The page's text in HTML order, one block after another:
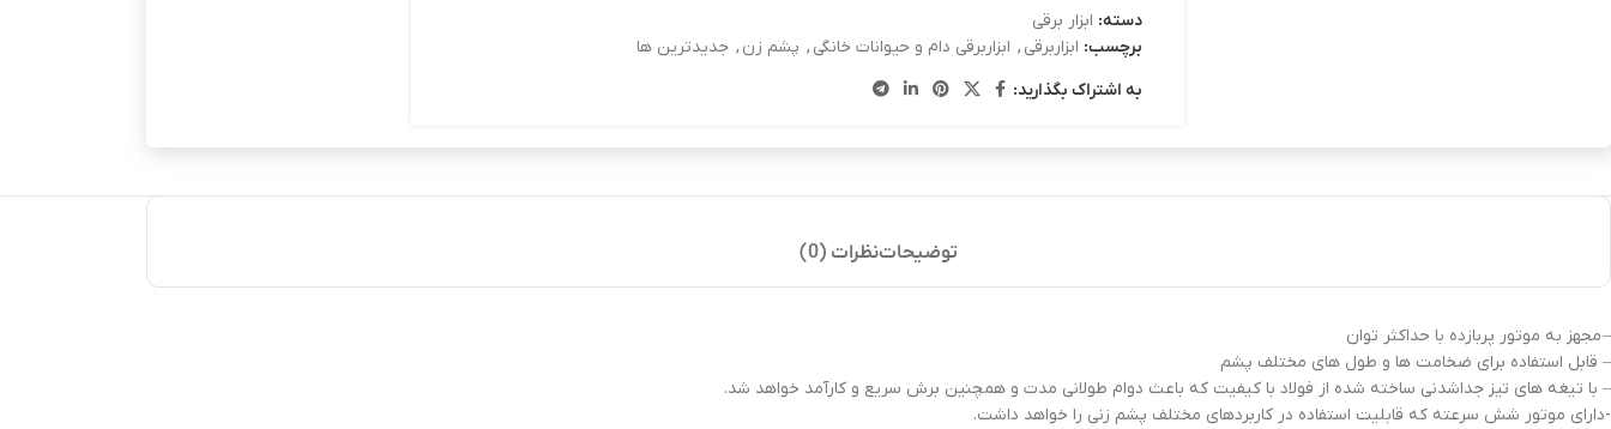
دسته: ابزار برقی
برچسب: ابزاربرقی , ابزاربرقی دام و حیوانات خانگی , پشم زن , جدیدترین ها
به اشتراک بگذارید:
توضیحاتنظرات (0)
– مجهز به موتور پربازده با حداکثر توان
– قابل استفاده برای ضخامت ها و طول های مختلف پشم
– با تیغه های تیز جداشدنی ساخته شده از فولاد با کیفیت که باعث دوام طولانی مدت و همچنین برش سریع و کارآمد خواهد شد.
-دارای موتور شش سرعته که قابلیت استفاده در کاربردهای مختلف پشم زنی را خواهد داشت.